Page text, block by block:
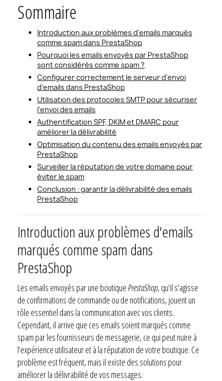
Sommaire
Introduction aux problèmes d'emails marqués
comme spam dans PrestaShop
Pourquoi les emails envoyés par PrestaShop
sont considérés comme spam ?
Configurer correctement le serveur d'envoi
d'emails dans PrestaShop
Utilisation des protocoles SMTP pour sécuriser
l'envoi des emails
Authentification SPF, DKIM et DMARC pour
améliorer la délivrabilité
Optimisation du contenu des emails envoyés par
PrestaShop
Surveiller la réputation de votre domaine pour
éviter le spam
Conclusion : garantir la délivrabilité des emails
PrestaShop
Introduction aux problèmes d'emails
marqués comme spam dans
PrestaShop
Les emails envoyés par une boutiquePrestaShop, qu’il s’agisse
de confirmations de commande ou de notifications, jouent un
rôle essentiel dans la communication avec vos clients.
Cependant, il arrive que ces emails soient marqués comme
spam par les fournisseurs de messagerie, ce qui peut nuire à
l’expérience utilisateur et à la réputation de votre boutique. Ce
problème est fréquent, mais il existe des solutions pour
améliorer la délivrabilité de vos messages.